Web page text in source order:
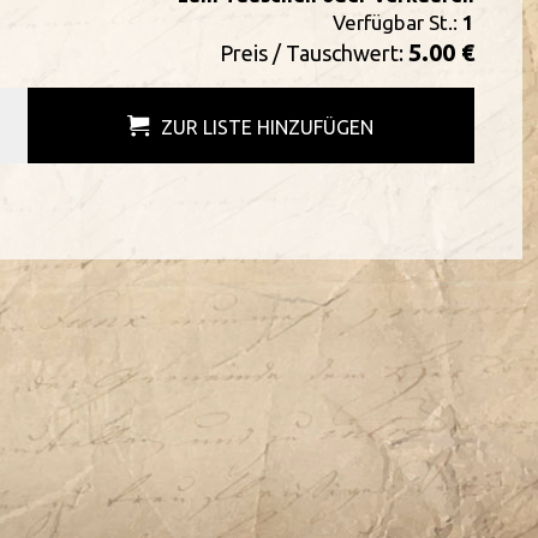
Verfügbar St.: 1
Preis / Tauschwert: 5.00 €
ZUR LISTE HINZUFÜGEN